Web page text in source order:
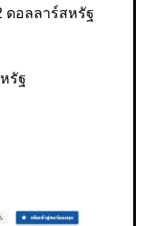
ดอลลาร์สหรัฐ
รัฐ